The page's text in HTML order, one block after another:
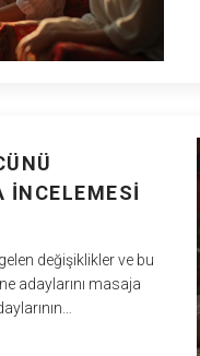
İNCELEMESI
değişiklikler ve bu
adaylarını masaja